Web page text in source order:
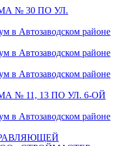
№ 30 ПО УЛ.
в Автозаводском районе
в Автозаводском районе
в Автозаводском районе
№ 11, 13 ПО УЛ. 6-ОЙ
в Автозаводском районе